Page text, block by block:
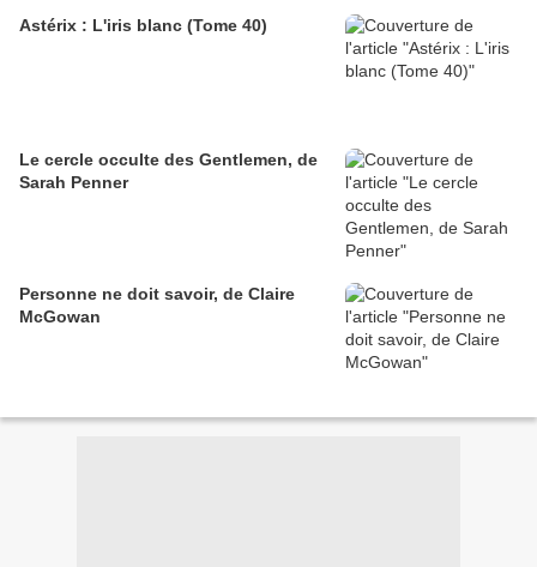
Astérix : L'iris blanc (Tome 40)
Le cercle occulte des Gentlemen, de
Sarah Penner
Personne ne doit savoir, de Claire
McGowan